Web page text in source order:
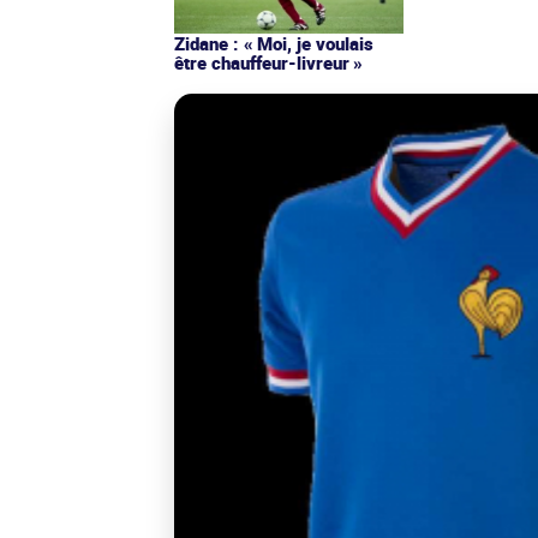
Zidane : « Moi, je voulais
être chauffeur-livreur »